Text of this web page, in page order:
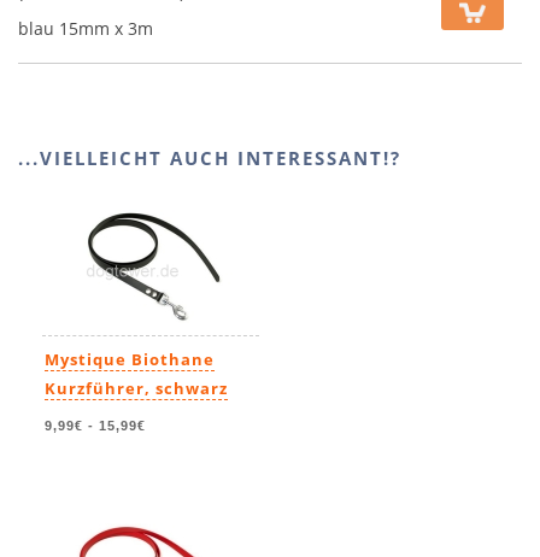
blau 15mm x 3m
...VIELLEICHT AUCH INTERESSANT!?
Mystique Biothane
Kurzführer, schwarz
9,99€ - 15,99€